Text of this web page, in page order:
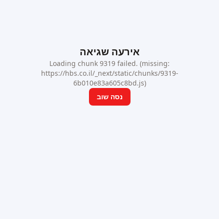
אירעה שגיאה
Loading chunk 9319 failed. (missing:
https://hbs.co.il/_next/static/chunks/9319-
6b010e83a605c8bd.js)